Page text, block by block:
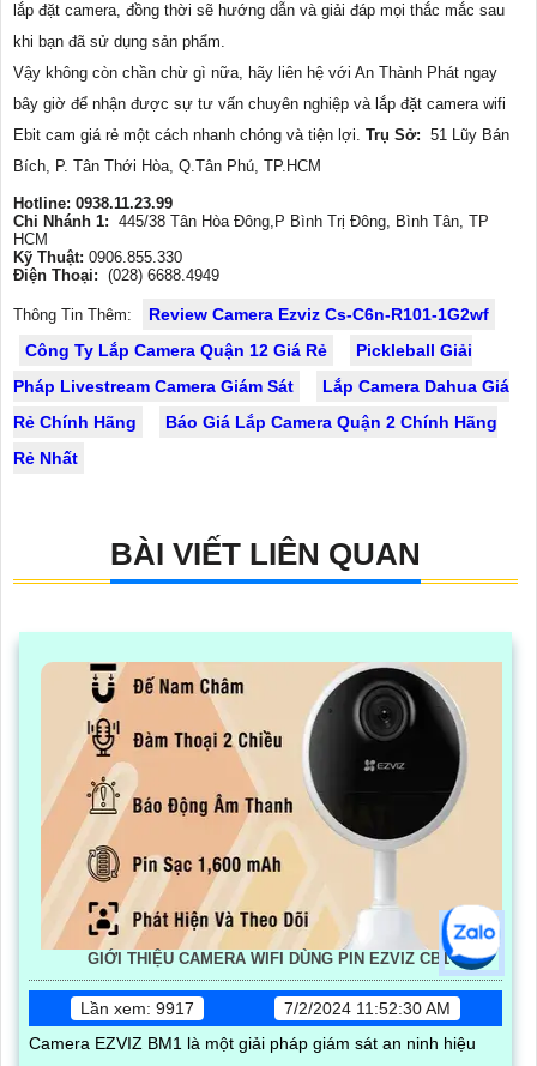
lắp đặt camera, đồng thời sẽ hướng dẫn và giải đáp mọi thắc mắc sau
khi bạn đã sử dụng sản phẩm.
Vậy không còn chần chừ gì nữa, hãy liên hệ với An Thành Phát ngay
bây giờ để nhận được sự tư vấn chuyên nghiệp và lắp đặt camera wifi
Ebit cam giá rẻ một cách nhanh chóng và tiện lợi. Trụ Sở: 51 Lũy Bán
Bích, P. Tân Thới Hòa, Q.Tân Phú, TP.HCM
Hotline: 0938.11.23.99
Chi Nhánh 1: 445/38 Tân Hòa Đông,P Bình Trị Đông, Bình Tân, TP
HCM
Kỹ Thuật: 0906.855.330
Điện Thoại: (028) 6688.4949
Thông Tin Thêm:
Review Camera Ezviz Cs-C6n-R101-1G2wf
Công Ty Lắp Camera Quận 12 Giá Rẻ
Pickleball Giải
Pháp Livestream Camera Giám Sát
Lắp Camera Dahua Giá
Rẻ Chính Hãng
Báo Giá Lắp Camera Quận 2 Chính Hãng
Rẻ Nhất
BÀI VIẾT LIÊN QUAN
GIỚI THIỆU CAMERA WIFI DÙNG PIN EZVIZ CB1
Lần xem: 9917
7/2/2024 11:52:30 AM
Camera EZVIZ BM1 là một giải pháp giám sát an ninh hiệu